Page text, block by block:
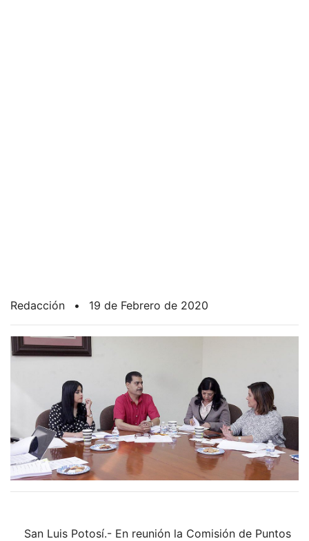
Redacción • 19 de Febrero de 2020
San Luis Potosí.- En reunión la Comisión de Puntos